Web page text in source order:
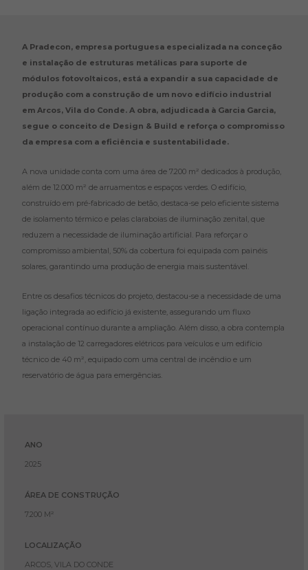
A Pradecon, empresa portuguesa especializada na conceção
e instalação de estruturas metálicas para suporte de
módulos fotovoltaicos, está a expandir a sua capacidade de
produção com a construção de um novo edifício industrial
em Arcos, Vila do Conde. A obra, adjudicada à Garcia Garcia,
segue o conceito de Design & Build e reforça o compromisso
da empresa com a eficiência e sustentabilidade.
A nova unidade conta com uma área de 7.200 m² dedicados à produção,
além de 12.000 m² de arruamentos e espaços verdes. O edifício,
construído em pré-fabricado de betão, destaca-se pelo eficiente sistema
de isolamento térmico e pelas claraboias de iluminação zenital, que
reduzem a necessidade de iluminação artificial. Para reforçar o
compromisso ambiental, 50% da cobertura foi equipada com painéis
solares, garantindo uma produção de energia mais sustentável.
Entre os desafios técnicos do projeto, destacou-se a necessidade de uma
ligação integrada ao edifício já existente, assegurando um fluxo
operacional contínuo durante a ampliação. Além disso, a obra contempla
a instalação de 12 carregadores elétricos para veículos e um edifício
técnico de 40 m², equipado com uma central de incêndio e um
reservatório de água para emergências.
ANO
2025
ÁREA DE CONSTRUÇÃO
7.200 M²
LOCALIZAÇÃO
ARCOS, VILA DO CONDE